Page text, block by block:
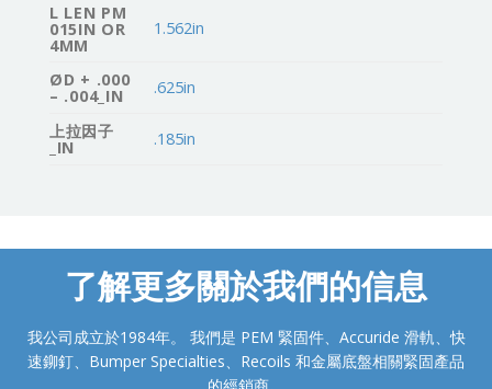
L LEN PM
015IN OR
4MM
1.562in
ØD + .000
– .004_IN .625in
上拉因子
_IN .185in
了解更多關於我們的信息
我公司成立於1984年。 我們是 PEM 緊固件、Accuride 滑軌、快
速鉚釘、Bumper Specialties、Recoils 和金屬底盤相關緊固產品
的經銷商。